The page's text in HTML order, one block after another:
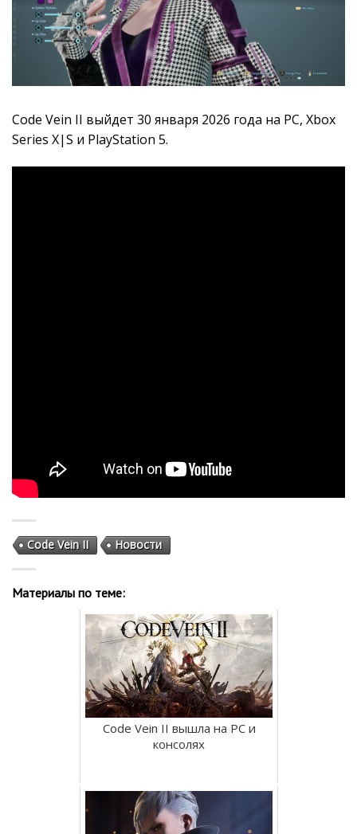
Code Vein II выйдет 30 января 2026 года на PC, Xbox
Series X|S и PlayStation 5.
Code Vein II Новости
Материалы по теме:
Code Vein II вышла на PC и
консолях